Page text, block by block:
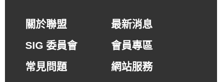
關於聯盟
最新消息
SIG 委員會
會員專區
常見問題
網站服務